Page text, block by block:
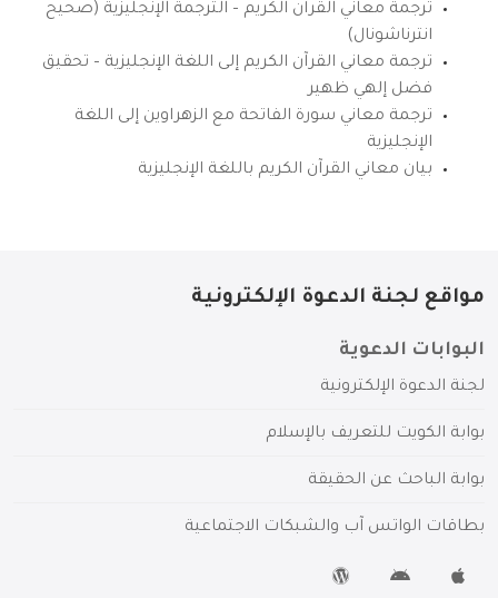
ترجمة معاني القرآن الكريم – الترجمة الإنجليزية (صحيح
انترناشونال)
ترجمة معاني القرآن الكريم إلى اللغة الإنجليزية – تحقيق
فضل إلهي ظهير
ترجمة معاني سورة الفاتحة مع الزهراوين إلى اللغة
الإنجليزية
بيان معاني القرآن الكريم باللغة الإنجليزية
مواقع لجنة الدعوة الإلكترونية
البوابات الدعوية
لجنة الدعوة الإلكترونية
بوابة الكويت للتعريف بالإسلام
بوابة الباحث عن الحقيقة
بطاقات الواتس آب والشبكات الاجتماعية